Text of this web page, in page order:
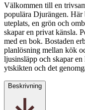
Välkommen till en
populära Djurängen. Här
uteplats, en grön och
skapar en privat känsla.
med en bok. Bostaden
planlösning mellan kök
ljusinsläpp och skapar
ytskikten och det
Beskrivning